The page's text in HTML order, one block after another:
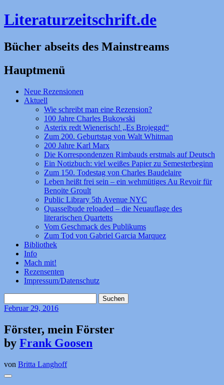
Literaturzeitschrift.de
Bücher abseits des Mainstreams
Hauptmenü
Zum
Inhalt
Neue Rezensionen
Aktuell
Wie schreibt man eine Rezension?
100 Jahre Charles Bukowski
Asterix redt Wienerisch! „Es Brojeggd“
Zum 200. Geburtstag von Walt Whitman
200 Jahre Karl Marx
Die Korrespondenzen Rimbauds erstmals auf Deutsch
Ein Notizbuch: viel weißes Papier zu Semesterbeginn
Zum 150. Todestag von Charles Baudelaire
Leben heißt frei sein – ein wehmütiges Au Revoir für
Benoite Groult
Public Library 5th Avenue NYC
Quasselbude reloaded – die Neuauflage des
literarischen Quartetts
Vom Geschmack des Publikums
Zum Tod von Gabriel Garcia Marquez
Bibliothek
Info
Mach mit!
Rezensenten
Impressum/Datenschutz
nach:
Februar29, 2016
Förster, mein Förster
by Frank Goosen
von Britta Langhoff